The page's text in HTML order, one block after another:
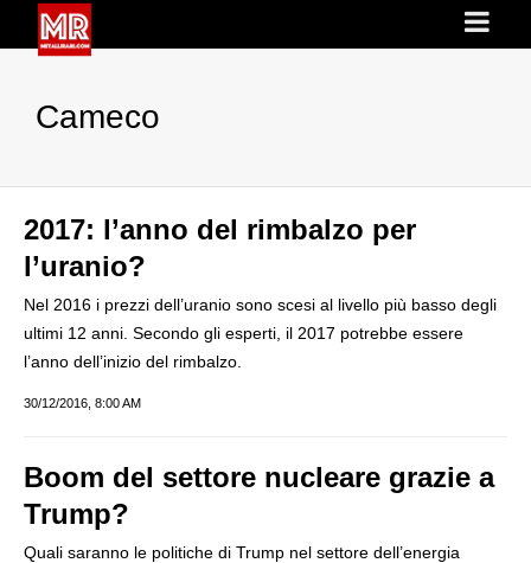
Cameco
2017: l’anno del rimbalzo per
l’uranio?
Nel 2016 i prezzi dell’uranio sono scesi al livello più basso degli
ultimi 12 anni. Secondo gli esperti, il 2017 potrebbe essere
l’anno dell’inizio del rimbalzo.
30/12/2016, 8:00 AM
Boom del settore nucleare grazie a
Trump?
Quali saranno le politiche di Trump nel settore dell’energia